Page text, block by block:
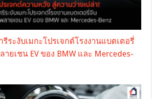
รีระงับเมกะโปรเจกต์โรงงานแบตเตอรี่
ยเชน EV ของ BMW และ Mercedes-